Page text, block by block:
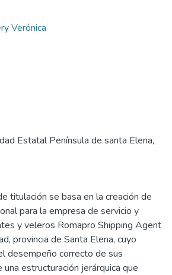
Verónica
Estatal Península de santa Elena,
titulación se basa en la creación de
para la empresa de servicio y
y veleros Romapro Shipping Agent
provincia de Santa Elena, cuyo
desempeño correcto de sus
estructuración jerárquica que